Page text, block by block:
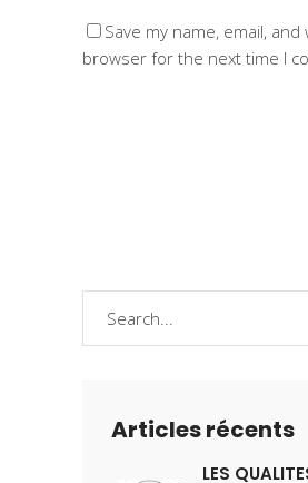
Save my name, email,
browser for the next time I
Articles récents
LES